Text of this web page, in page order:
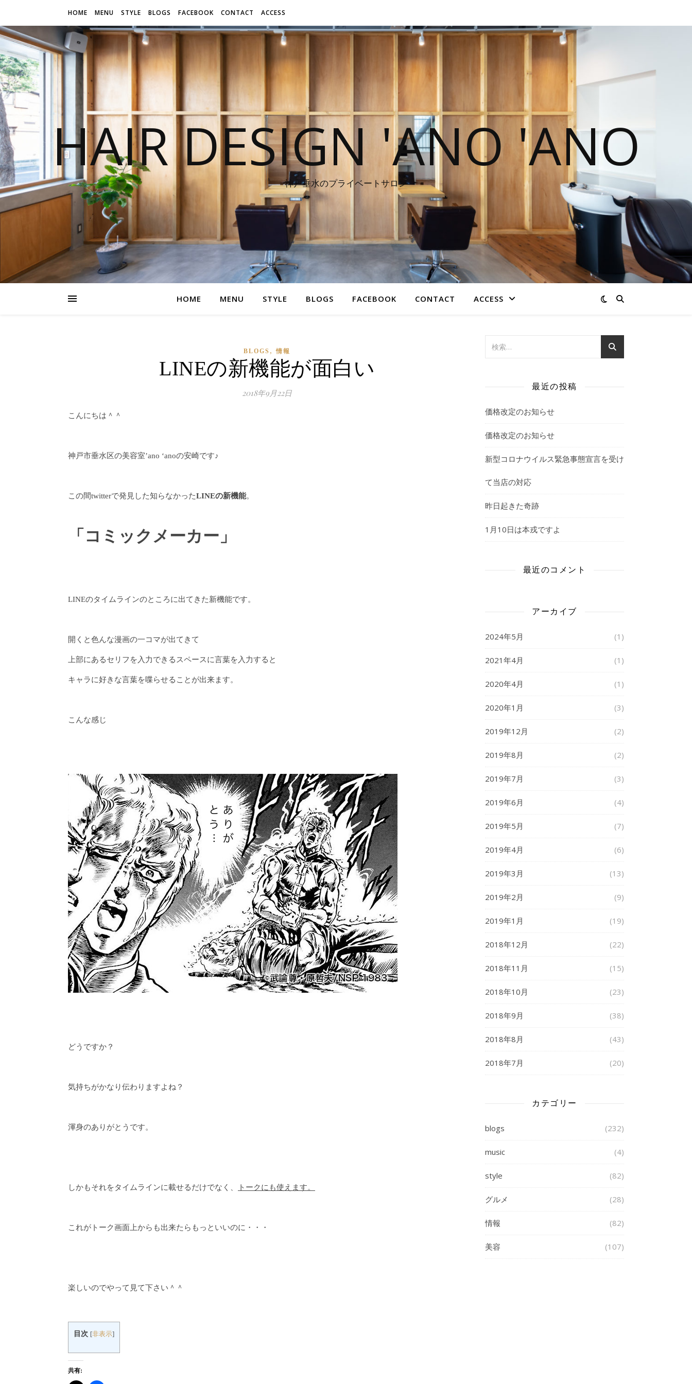
HOME MENU STYLE BLOGS FACEBOOK CONTACT ACCESS
HAIR DESIGN 'ANO 'ANO
神戸垂水のプライベートサロン
HOME MENU STYLE BLOGS FACEBOOK CONTACT ACCESS
BLOGS ,情報
LINEの新機能が面白い
2018年9月22日
こんにちは＾＾
神戸市垂水区の美容室’ano ‘anoの安崎です♪
この間twitterで発見した知らなかったLINEの新機能。
「コミックメーカー」
LINEのタイムラインのところに出てきた新機能です。
開くと色んな漫画の一コマが出てきて
上部にあるセリフを入力できるスペースに言葉を入力すると
キャラに好きな言葉を喋らせることが出来ます。
こんな感じ
どうですか？
気持ちがかなり伝わりますよね？
渾身のありがとうです。
しかもそれをタイムラインに載せるだけでなく、 トークにも使えます。
これがトーク画面上からも出来たらもっといいのに・・・
楽しいのでやって見て下さい＾＾
目次 [非表示]
共有:
最近の投稿
価格改定のお知らせ
価格改定のお知らせ
新型コロナウイルス緊急事態宣言を受け
て当店の対応
昨日起きた奇跡
1月10日は本戎ですよ
最近のコメント
アーカイブ
2024年5月 (1)
2021年4月 (1)
2020年4月 (1)
2020年1月 (3)
2019年12月 (2)
2019年8月 (2)
2019年7月 (3)
2019年6月 (4)
2019年5月 (7)
2019年4月 (6)
2019年3月 (13)
2019年2月 (9)
2019年1月 (19)
2018年12月 (22)
2018年11月 (15)
2018年10月 (23)
2018年9月 (38)
2018年8月 (43)
2018年7月 (20)
カテゴリー
blogs (232)
music (4)
style (82)
グルメ (28)
情報 (82)
美容 (107)